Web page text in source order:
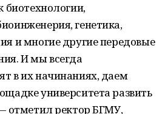
биотехнологии,
генетика,
и многие другие передовые
И мы всегда
в их начинаниях, даем
университета развить
отметил ректор БГМУ,